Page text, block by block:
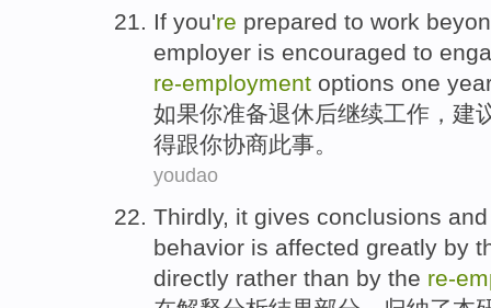
If you're prepared to work
employer is encouraged to
re-employment options one
如果你准备退休后继续工作 ，建
得跟你协商此事。
youdao
Thirdly, it gives conclusions
behavior is affected greatly by
directly rather than by the re-